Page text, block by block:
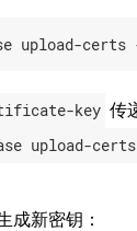
key 传
upload-certs
成新密钥：